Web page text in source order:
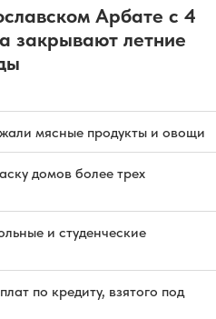
Арбате с 4
закрывают летние
мясные продукты и овощи
домов более трех
и студенческие
по кредиту, взятого под